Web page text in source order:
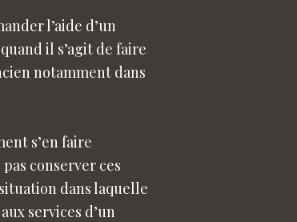
l’aide d’un
il s’agit de faire
notamment dans
s’en faire
conserver ces
dans laquelle
services d’un